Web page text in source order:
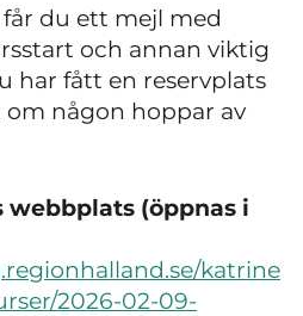
du ett mejl med
och annan viktig
har fått en reservplats
någon hoppar av
webbplats (öppnas i
katrine
2026-02-09-